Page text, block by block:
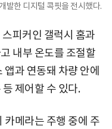
발한 디지털 콕핏을 전시했다.
피커인 갤럭시 홈과
내부 온도를 조절할
과 연동돼 차량 안에
제어할 수 있다.
카메라는 주행 중에 주